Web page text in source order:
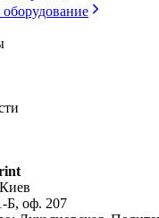
Б, оф. 207